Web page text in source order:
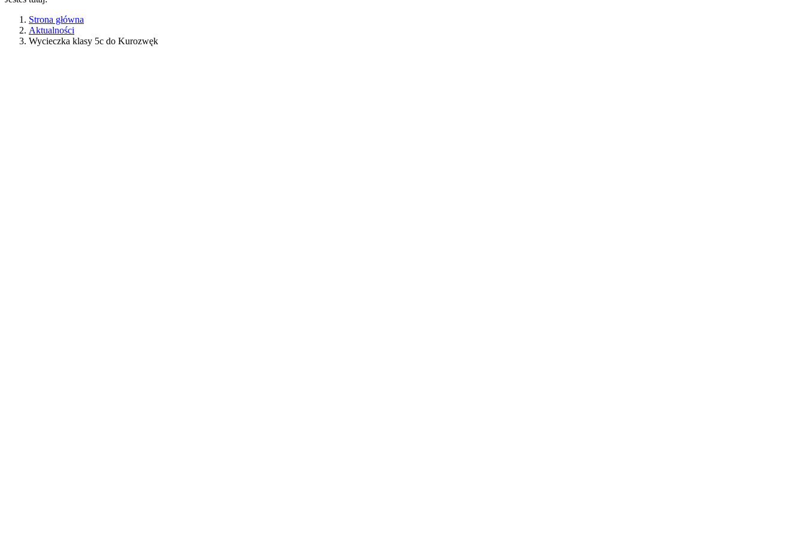
Strona główna
Aktualności
Wycieczka klasy 5c do Kurozwęk